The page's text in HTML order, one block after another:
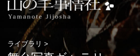
ライブラリ >